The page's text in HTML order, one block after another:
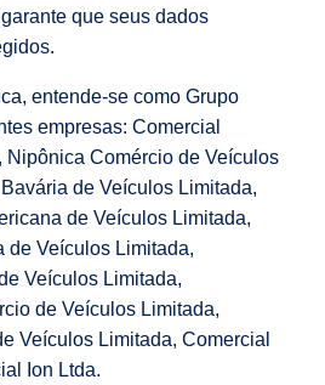
que seus dados
entende-se como Grupo
empresas: Comercial
Nipônica Comércio de Veículos
de Veículos Limitada,
de Veículos Limitada,
de Veículos Limitada,
Veículos Limitada,
de Veículos Limitada,
Veículos Limitada, Comercial
Ion Ltda.